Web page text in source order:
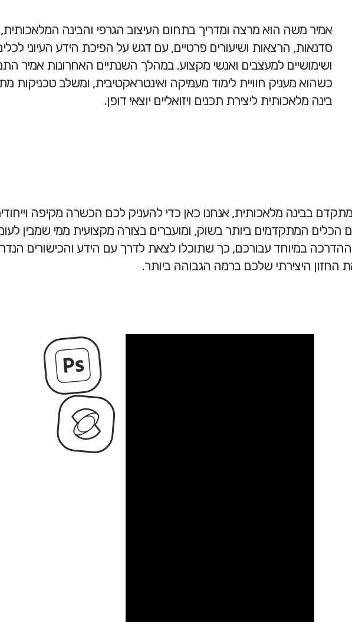
אמיר משה הוא מרצה ומדריך בתחום העיצוב הגרפי והבינה המלאכותית,
סדנאות, הרצאות ושיעורים פרטיים, עם דגש על הפיכת הידע העיוני
ושימושיים למעצבים ואנשי מקצוע. במהלך השנתיים האחרונות אמיר
כשהוא מעניק חוויית לימוד מעמיקה ואינטראקטיבית, ומשלב טכניקות
בינה מלאכותית ליצירת תכנים ויזואליים יוצאי דופן.
מתקדם בבינה מלאכותית, אנחנו כאן כדי להעניק לכם הכשרה מקיפה
הכלים המתקדמים ביותר בשוק, ומועברים בצורה מקצועית ממי שמבין
ההדרכה במיוחד עבורכם, כך שתוכלו לצאת לדרך עם הידע והכישורים
היצירתי שלכם ברמה הגבוהה ביותר.